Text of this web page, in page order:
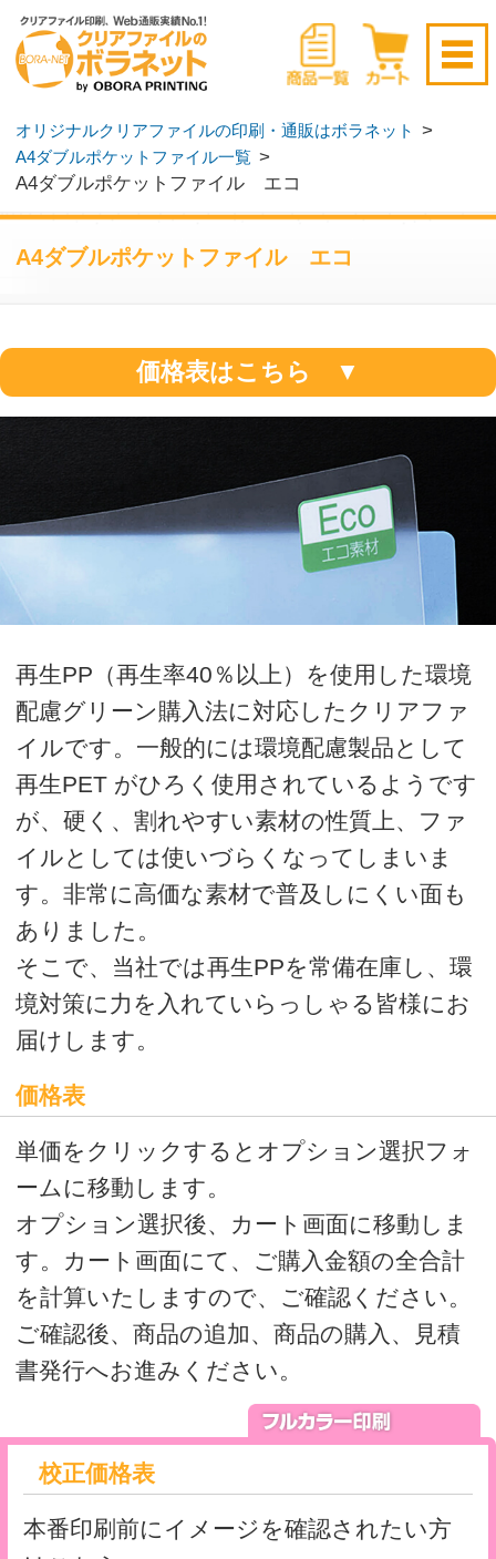
新規会員登録はこちら
ログイン ▶ 無料サンプル請求 ▶
オリジナルクリアファイルの印刷・通販はボラネット
A4ダブルポケットファイル エコ
A4ダブルポケットファイル エコ
価格表はこちら ▼
再生PP（再生率40％以上）を使用した環境
配慮グリーン購入法に対応したクリアファ
イルです。一般的には環境配慮製品として
再生PET がひろく使用されているようです
が、硬く、割れやすい素材の性質上、ファ
イルとしては使いづらくなってしまいま
ありました。
そこで、当社では再生PPを常備在庫し、環
境対策に力を入れていらっしゃる皆様にお
届けします。
価格表
単価をクリックするとオプション選択フォ
ームに移動します。
オプション選択後、カート画面に移動しま
す。カート画面にて、ご購入金額の全合計
を計算いたしますので、ご確認ください。
ご確認後、商品の追加、商品の購入、見積
書発行へお進みください。
校正価格表
本番印刷前にイメージを確認されたい方
はこちら
※校正は、量産を必ずご注文いただける
量産枚数が確定されている方は、量産
も同時にご注文をお願いします。
量産枚数が未確定の方は、後日量産注文
時に、備考欄に校正時の注文番号をお知ら
せください。
本機色校正について
シアン、マゼンタ、イエロー、ブラック
の4色フルカラーに白打ちをする一番ポピ
ュラーなタイプの印刷です。